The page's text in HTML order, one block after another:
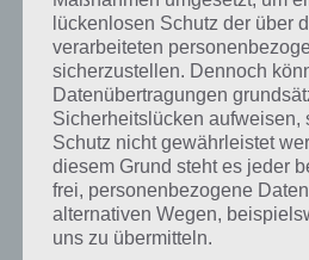
lückenlosen Schutz der über
verarbeiteten
sicherzustellen. Dennoch
Datenübertragungen
Sicherheitslücken aufweisen,
Schutz nicht gewährleistet
diesem Grund steht es jeder
frei, personenbezogene
alternativen Wegen,
uns zu übermitteln.